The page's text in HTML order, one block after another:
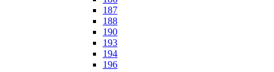
187
188
190
193
194
196